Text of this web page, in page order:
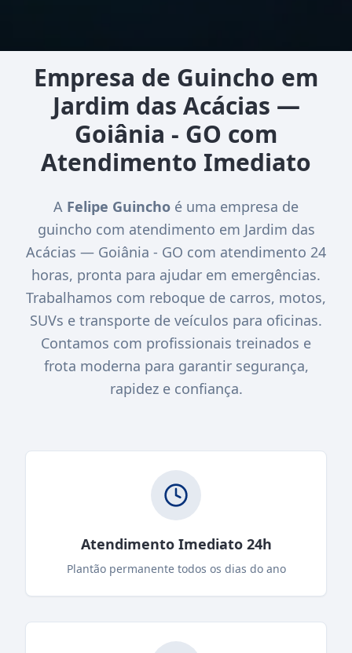
Empresa de Guincho em
Jardim das Acácias —
Goiânia - GO com
Atendimento Imediato
A Felipe Guincho é uma empresa de
guincho com atendimento em Jardim das
Acácias — Goiânia - GO com atendimento 24
horas, pronta para ajudar em emergências.
Trabalhamos com reboque de carros, motos,
SUVs e transporte de veículos para oficinas.
Contamos com profissionais treinados e
frota moderna para garantir segurança,
rapidez e confiança.
Atendimento Imediato 24h
Plantão permanente todos os dias do ano